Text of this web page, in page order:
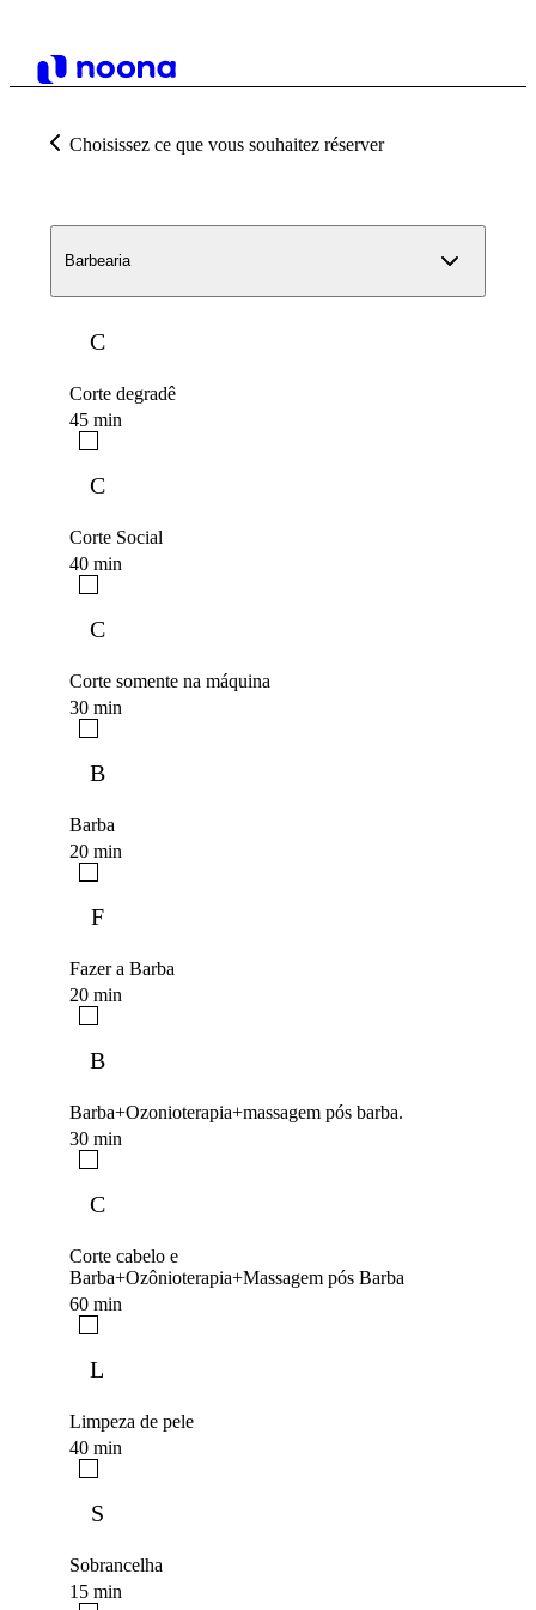
Choisissez ce que vous souhaitez réserver
Barbearia
C
Corte degradê
45 min
C
Corte Social
40 min
C
Corte somente na máquina
30 min
B
Barba
20 min
F
Fazer a Barba
20 min
B
Barba+Ozonioterapia+massagem pós barba.
30 min
C
Corte cabelo e
Barba+Ozônioterapia+Massagem pós Barba
60 min
L
Limpeza de pele
40 min
S
Sobrancelha
15 min